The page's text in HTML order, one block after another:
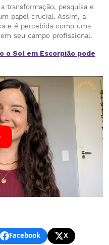
transformação, pesquisa e
papel crucial. Assim, a
e é percebida como uma
seu campo profissional.
o Sol em Escorpião pode
Facebook
X